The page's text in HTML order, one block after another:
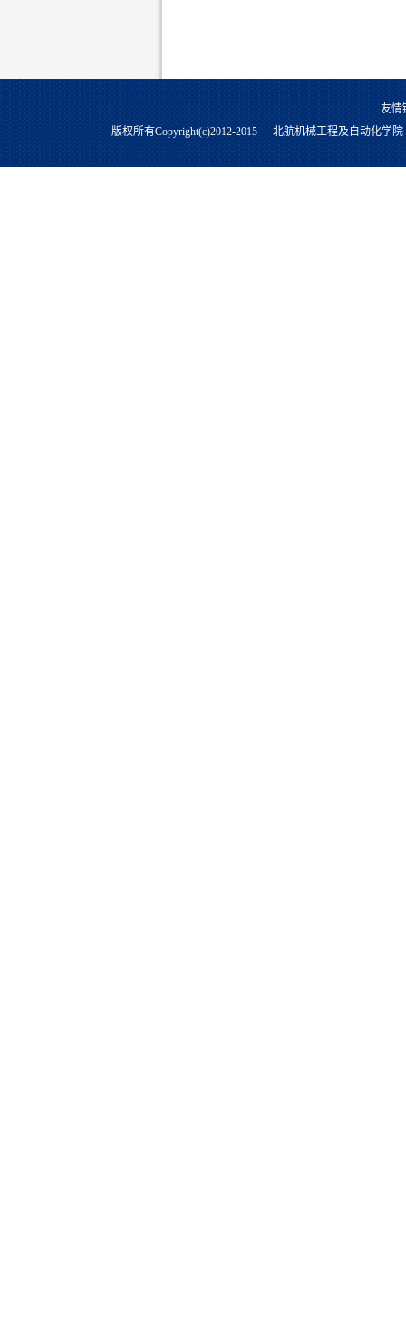
友情
版权所有Copyright(c)2012-2015
北航机械工程及自动化学院